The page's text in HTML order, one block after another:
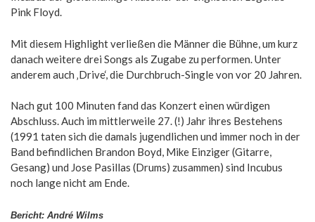
Pink Floyd.
Mit diesem Highlight verließen die Männer die Bühne, um kurz
danach weitere drei Songs als Zugabe zu performen. Unter
anderem auch ‚Drive‘, die Durchbruch-Single von vor 20 Jahren.
Nach gut 100 Minuten fand das Konzert einen würdigen
Abschluss. Auch im mittlerweile 27. (!) Jahr ihres Bestehens
(1991 taten sich die damals jugendlichen und immer noch in der
Band befindlichen Brandon Boyd, Mike Einziger (Gitarre,
Gesang) und Jose Pasillas (Drums) zusammen) sind Incubus
noch lange nicht am Ende.
Bericht: André Wilms